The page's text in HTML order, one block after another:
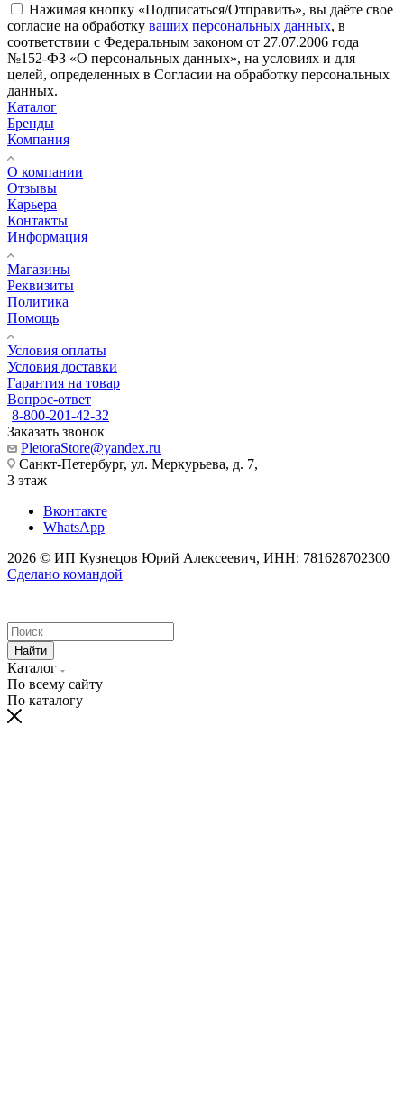
Нажимая кнопку «Подписаться/Отправить», вы даёте свое
согласие на обработку ваших персональных данных, в
соответствии с Федеральным законом от 27.07.2006 года
№152-ФЗ «О персональных данных», на условиях и для
целей, определенных в Согласии на обработку персональных
данных.
Каталог
Бренды
Компания
О компании
Отзывы
Карьера
Контакты
Информация
Магазины
Реквизиты
Политика
Помощь
Условия оплаты
Условия доставки
Гарантия на товар
Вопрос-ответ
8-800-201-42-32
Заказать звонок
PletoraStore@yandex.ru
Санкт-Петербург, ул. Меркурьева, д. 7,
3 этаж
Вконтакте
WhatsApp
2026 © ИП Кузнецов Юрий Алексеевич, ИНН: 781628702300
Сделано командой
Найти
Каталог
По всему сайту
По каталогу